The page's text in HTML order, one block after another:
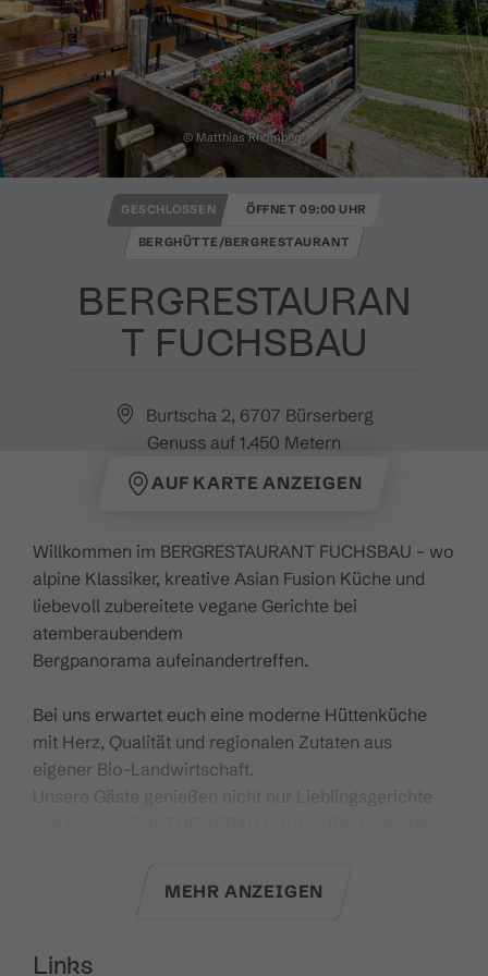
© Matthias Rhomberg
BERGRESTAURAN
T FUCHSBAU
GESCHLOSSEN ÖFFNET 09:00 UHR
BERGHÜTTE/BERGRESTAURANT
Burtscha 2, 6707 Bürserberg
Genuss auf 1.450 Metern
AUF KARTE ANZEIGEN
Willkommen im BERGRESTAURANT FUCHSBAU – wo
alpine Klassiker, kreative Asian Fusion Küche und
liebevoll zubereitete vegane Gerichte bei
atemberaubendem
Bergpanorama aufeinandertreffen.
Bei uns erwartet euch eine moderne Hüttenküche
mit Herz, Qualität und regionalen Zutaten aus
eigener Bio-Landwirtschaft.
Unsere Gäste genießen nicht nur Lieblingsgerichte
Specials. Und das Beste: Auch eure vierbeinigen
MEHR ANZEIGEN
Links